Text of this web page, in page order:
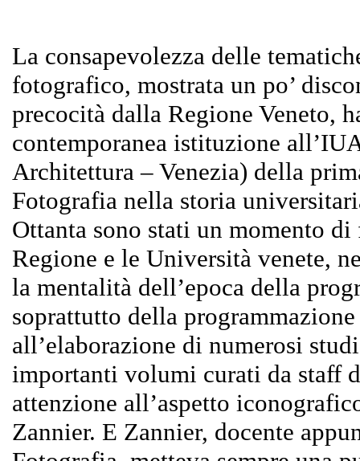
La consapevolezza delle
fotografico, mostrata un po’
precocità dalla Regione Veneto,
contemporanea istituzione
Architettura – Venezia) della
Fotografia nella storia
Ottanta sono stati un momento
Regione e le Università venete,
la mentalità dell’epoca della
soprattutto della
all’elaborazione di numerosi
importanti volumi curati da staff
attenzione all’aspetto
Zannier. E Zannier, docente